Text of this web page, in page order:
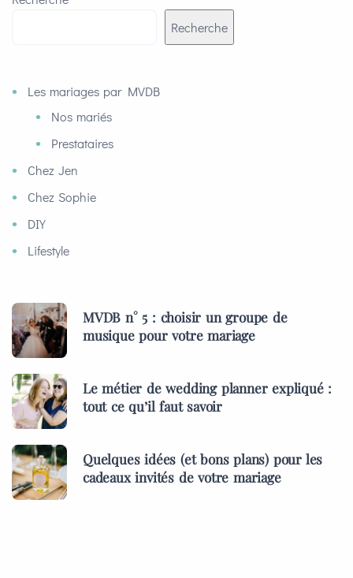
Recherche
Les mariages par MVDB
Nos mariés
Prestataires
Chez Jen
Chez Sophie
DIY
Lifestyle
MVDB n° 5 : choisir un groupe de
musique pour votre mariage
Le métier de wedding planner expliqué :
tout ce qu’il faut savoir
Quelques idées (et bons plans) pour les
cadeaux invités de votre mariage